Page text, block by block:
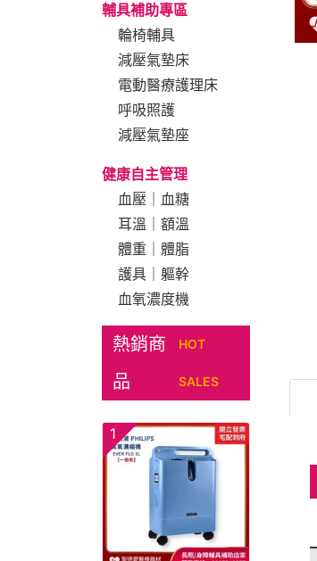
輔具補助專區
輪椅輔具
減壓氣墊床
電動醫療護理床
呼吸照護
減壓氣墊座
健康自主管理
血壓｜血糖
耳溫｜額溫
體重｜體脂
護具｜軀幹
血氧濃度機
熱銷商
品
HOT
SALES
1